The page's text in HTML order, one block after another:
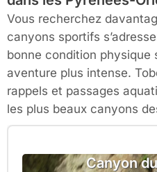
Vous recherchez
canyons sportifs
bonne condition physique
aventure plus intense.
rappels et passages
les plus beaux canyons
Canyon